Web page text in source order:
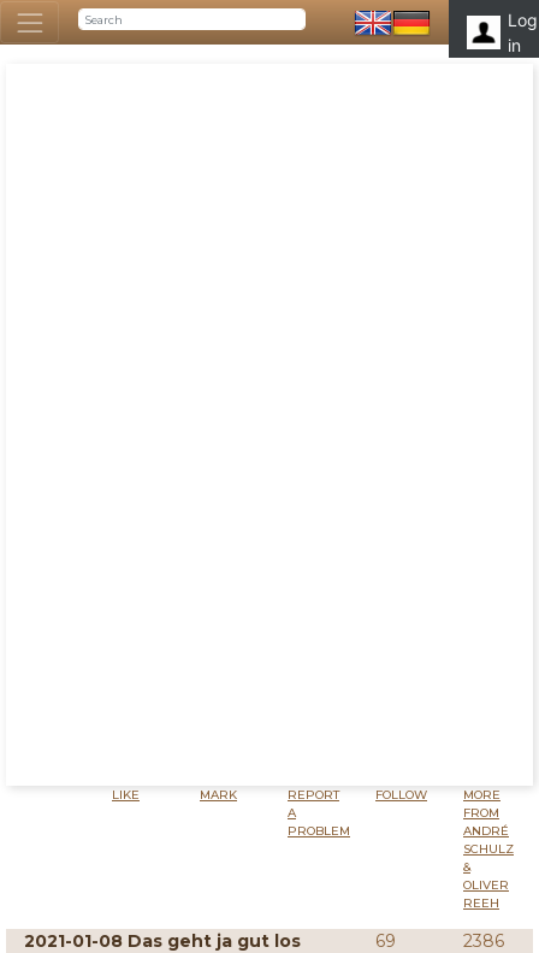
Log
in
LIKE MARK
REPORT
A
PROBLEM
FOLLOW
MORE
FROM
ANDRÉ
SCHULZ
&
OLIVER
REEH
2021-01-08 Das geht ja gut los
69
2386